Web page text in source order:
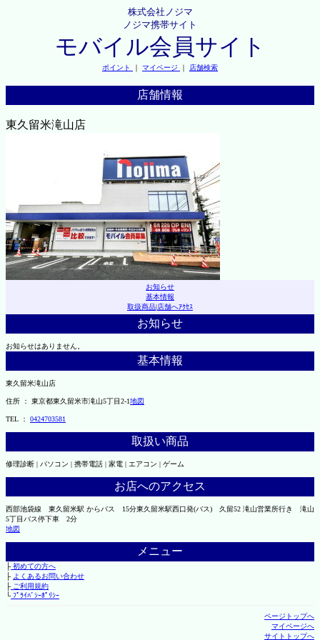
株式会社ノジマ
ノジマ携帯サイト
モバイル会員サイト
ポイント ｜ マイページ ｜ 店舗検索
店舗情報
東久留米滝山店
お知らせ
基本情報
取扱商品|店舗へｱｸｾｽ
お知らせ
お知らせはありません。
基本情報
東久留米滝山店
住所 ： 東京都東久留米市滝山5丁目2-1地図
TEL ： 0424703581
取扱い商品
修理診断 | パソコン | 携帯電話 | 家電 | エアコン | ゲーム
お店へのアクセス
西部池袋線 東久留米駅 からバス 15分東久留米駅西口発(バス) 久留52 滝山営業所行き 滝山
5丁目バス停下車 2分
地図
メニュー
├初めての方へ
├ よくあるお問い合わせ
├ご利用規約
└ﾌﾟﾗｲﾊﾞｼｰﾎﾟﾘｼｰ
ページトップへ
マイページへ
サイトトップへ